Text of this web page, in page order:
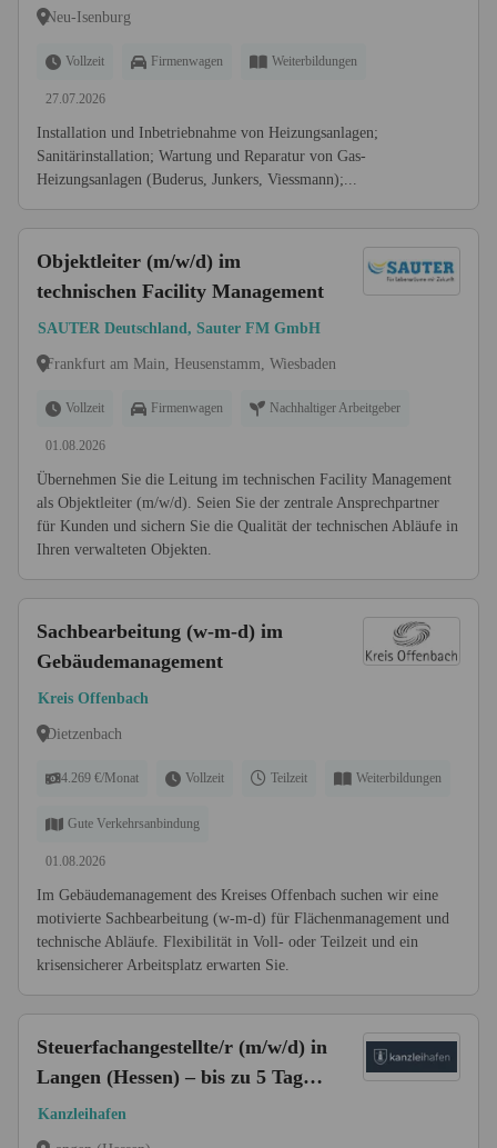
Neu-Isenburg
Vollzeit Firmenwagen Weiterbildungen
27.07.2026
Installation und Inbetriebnahme von Heizungsanlagen;
Sanitärinstallation; Wartung und Reparatur von Gas-
Heizungsanlagen (Buderus, Junkers, Viessmann);...
Objektleiter (m/w/d) im
technischen Facility Management
SAUTER Deutschland, Sauter FM GmbH
Frankfurt am Main, Heusenstamm, Wiesbaden
Vollzeit Firmenwagen Nachhaltiger Arbeitgeber
01.08.2026
Übernehmen Sie die Leitung im technischen Facility Management
als Objektleiter (m/w/d). Seien Sie der zentrale Ansprechpartner
für Kunden und sichern Sie die Qualität der technischen Abläufe in
Ihren verwalteten Objekten.
Sachbearbeitung (w-m-d) im
Gebäudemanagement
Kreis Offenbach
Dietzenbach
4.269 €/Monat Vollzeit Teilzeit Weiterbildungen
Gute Verkehrsanbindung
01.08.2026
Im Gebäudemanagement des Kreises Offenbach suchen wir eine
motivierte Sachbearbeitung (w-m-d) für Flächenmanagement und
technische Abläufe. Flexibilität in Voll- oder Teilzeit und ein
krisensicherer Arbeitsplatz erwarten Sie.
Steuerfachangestellte/r (m/w/d) in
Langen (Hessen) – bis zu 5 Tage
Homeoffice
Kanzleihafen